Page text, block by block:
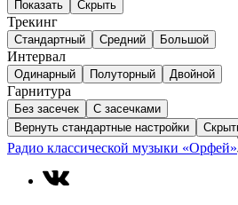
Показать Скрыть
Трекинг
Стандартный Средний Большой
Интервал
Одинарный Полуторный Двойной
Гарнитура
Без засечек
С засечками
Вернуть стандартные настройки
Радио классической музыки «Орфей»